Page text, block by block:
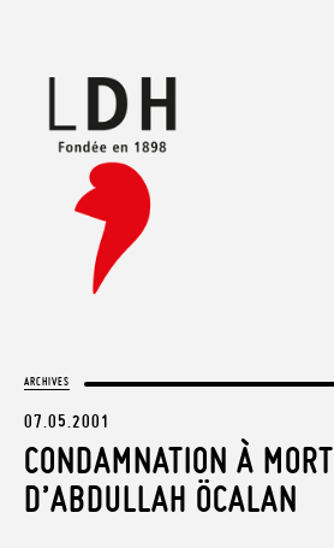
ARCHIVES
07.05.2001
CONDAMNATION À MORT
D’ABDULLAH ÖCALAN